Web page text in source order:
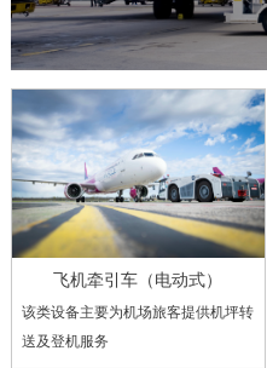
飞机牵引车（电动式）
该类设备主要为机场旅客提供机坪转
送及登机服务